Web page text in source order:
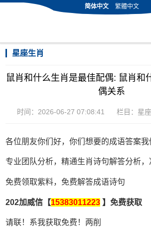
简体中文 繁體中文
星座生肖
鼠肖和什么生肖是最佳配偶: 鼠肖和
偶关系
时间：2026-06-27 07:08:41 栏目： 星
各位朋友你们好，你们想要的成语答案我
专业团队分析，精通生肖诗句解答分析
免费领取紫料，免费解答成语诗句
202加威信【15383011223 】免费获取
请联！系我获取免费！两削